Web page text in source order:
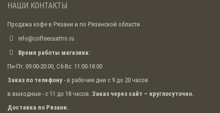
НАШИ КОНТАКТЫ
Продажа кофе в Рязани и по Рязанской области
info@coffeecuattro.ru
Время работы магазина:
Пн-Пт: 09:00-20:00, Сб-Вс: 11:00-18:00
Заказ по телефону - в рабочие дни с 9 до 20 часов
в выходные - с 11 до 18 часов. Заказ через сайт – круглосуточно.
Доставка по Рязани.